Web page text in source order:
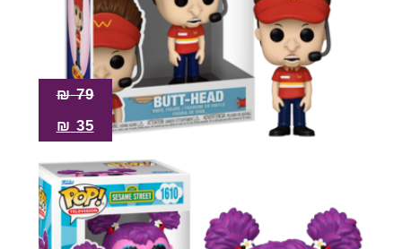
79
₪
35
₪